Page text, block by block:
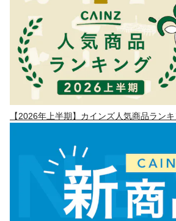
【2026年上半期】カインズ人気商品ラン